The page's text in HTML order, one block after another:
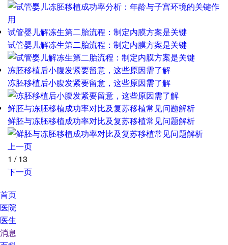
试管婴儿解冻生第二胎流程：制定内膜方案是关键
试管婴儿解冻生第二胎流程：制定内膜方案是关键
冻胚移植后小腹发紧要留意，这些原因需了解
冻胚移植后小腹发紧要留意，这些原因需了解
鲜胚与冻胚移植成功率对比及复苏移植常见问题解析
鲜胚与冻胚移植成功率对比及复苏移植常见问题解析
上一页
1 /13
下一页
首页
医院
医生
消息